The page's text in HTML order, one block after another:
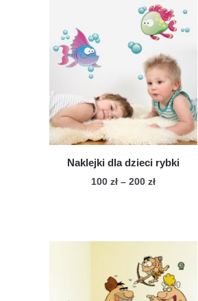
do
200 zł
wiele
wariantów.
Opcje
można
wybrać
na
stronie
Naklejki dla dzieci rybki
100 zł – 200 złZakres
do
200 zł
ma
wiele
wariantów.
Opcje